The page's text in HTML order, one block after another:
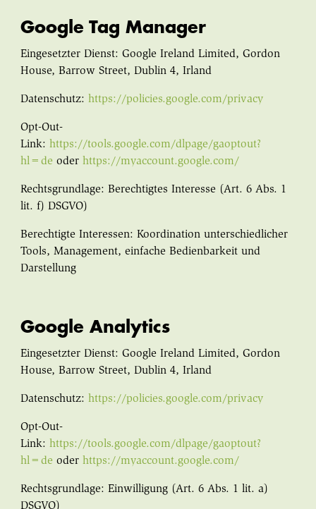
Google Tag Manager
Eingesetzter Dienst: Google Ireland Limited, Gordon
House, Barrow Street, Dublin 4, Irland
Datenschutz: https://policies.google.com/privacy
Opt-Out-
Link: https://tools.google.com/dlpage/gaoptout?
hl=de oder https://myaccount.google.com/
Rechtsgrundlage: Berechtigtes Interesse (Art. 6 Abs. 1
lit. f) DSGVO)
Berechtigte Interessen: Koordination unterschiedlicher
Tools, Management, einfache Bedienbarkeit und
Darstellung
Google Analytics
Eingesetzter Dienst: Google Ireland Limited, Gordon
House, Barrow Street, Dublin 4, Irland
Datenschutz: https://policies.google.com/privacy
Opt-Out-
Link: https://tools.google.com/dlpage/gaoptout?
hl=de oder https://myaccount.google.com/
Rechtsgrundlage: Einwilligung (Art. 6 Abs. 1 lit. a)
DSGVO)